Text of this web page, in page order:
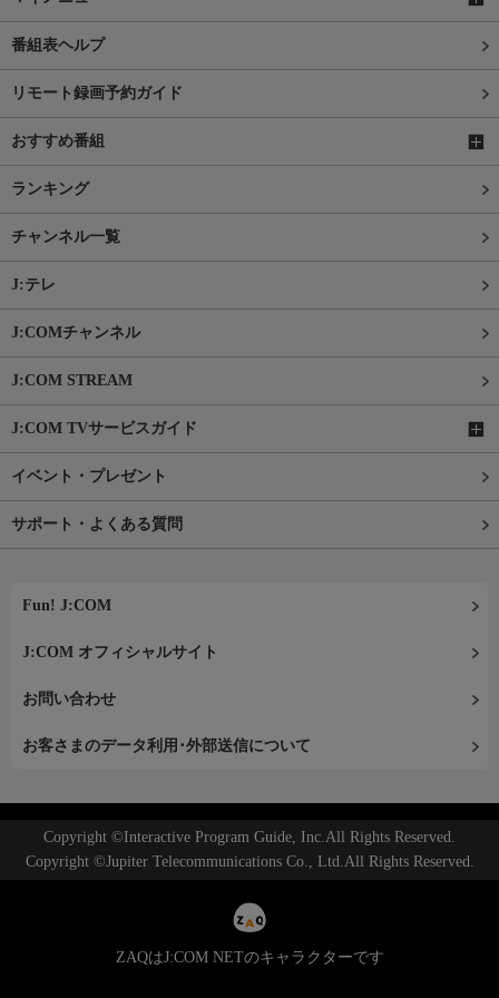
番組表ヘルプ
リモート録画予約ガイド
おすすめ番組
ランキング
チャンネル一覧
J:テレ
J:COMチャンネル
J:COM STREAM
J:COM TVサービスガイド
イベント・プレゼント
サポート・よくある質問
Fun! J:COM
J:COM オフィシャルサイト
お問い合わせ
お客さまのデータ利用･外部送信について
Copyright ©Interactive Program Guide, Inc.All Rights Reserved.
Copyright ©Jupiter Telecommunications Co., Ltd.All Rights Reserved.
ZAQはJ:COM NETのキャラクターです